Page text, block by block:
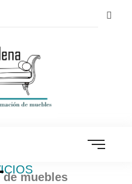
de muebles